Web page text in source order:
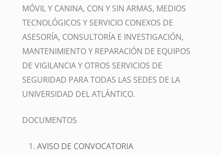
MÓVIL Y CANINA, CON Y SIN ARMAS, MEDIOS
TECNOLÓGICOS Y SERVICIO CONEXOS DE
ASESORÍA, CONSULTORÍA E INVESTIGACIÓN,
MANTENIMIENTO Y REPARACIÓN DE EQUIPOS
DE VIGILANCIA Y OTROS SERVICIOS DE
SEGURIDAD PARA TODAS LAS SEDES DE LA
UNIVERSIDAD DEL ATLÁNTICO.
DOCUMENTOS
AVISO DE CONVOCATORIA